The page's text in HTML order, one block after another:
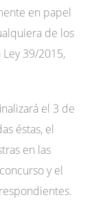
en papel
de los
39/2015,
el 3 de
éstas, el
en las
y el